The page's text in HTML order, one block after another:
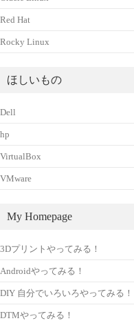
Red Hat
Rocky Linux
ほしいもの
Dell
hp
VirtualBox
VMware
My Homepage
3Dプリントやってみる！
Androidやってみる！
DIY 自分でいろいろやってみる！
DTMやってみる！